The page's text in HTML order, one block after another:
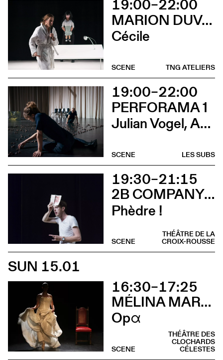
19:00–22:00
MARION DUVAL - CHRIS CADILLAC
Cécile
TNG ATELIERS
SCENE
19:00–22:00
PERFORAMA 1
Julian Vogel, Aurélien Dougé, Igor Cardellini & Tomas Gonzalez
LES SUBS
SCENE
19:30–21:15
2B COMPANY - FRANÇOIS GREMAUD
Phèdre !
THÉÂTRE DE LA
CROIX-ROUSSE
SCENE
SUN 15.01
16:30–17:25
MÉLINA MARTIN
Opα
THÉÂTRE DES
CLOCHARDS
CÉLESTES
SCENE